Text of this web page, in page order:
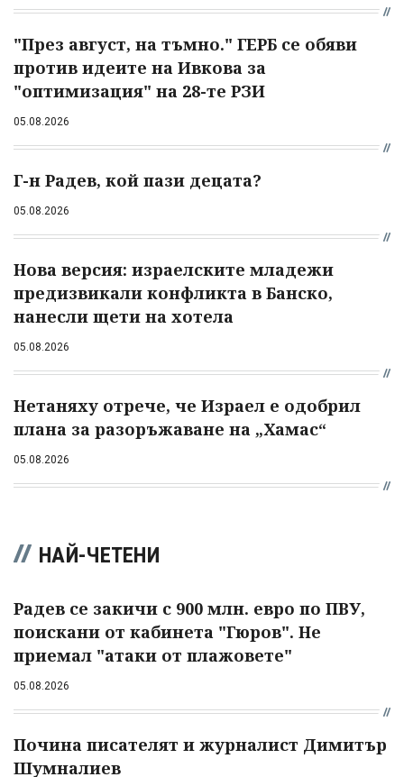
"През август, на тъмно." ГЕРБ се обяви
против идеите на Ивкова за
"оптимизация" на 28-те РЗИ
05.08.2026
Г-н Радев, кой пази децата?
05.08.2026
Нова версия: израелските младежи
предизвикали конфликта в Банско,
нанесли щети на хотела
05.08.2026
Нетаняху отрече, че Израел е одобрил
плана за разоръжаване на „Хамас“
05.08.2026
НАЙ-ЧЕТЕНИ
Радев се закичи с 900 млн. евро по ПВУ,
поискани от кабинета "Гюров". Не
приемал "атаки от плажовете"
05.08.2026
Почина писателят и журналист Димитър
Шумналиев